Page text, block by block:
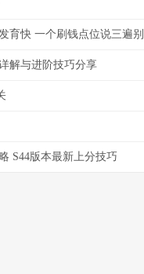
解与进阶技巧分享
S44版本最新上分技巧